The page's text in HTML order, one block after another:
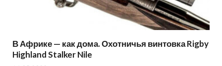
В Африке — как дома. Охотничья винтовка Rigby
Highland Stalker Nile